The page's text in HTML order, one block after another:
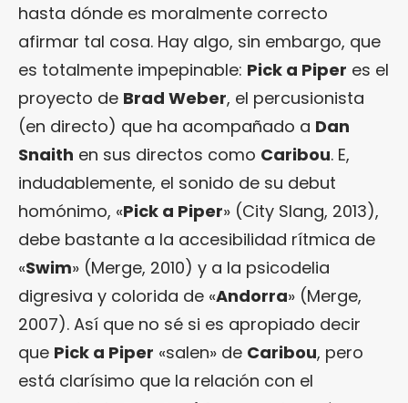
hasta dónde es moralmente correcto
afirmar tal cosa. Hay algo, sin embargo, que
es totalmente impepinable: Pick a Piper es el
proyecto de Brad Weber, el percusionista
(en directo) que ha acompañado a Dan
Snaith en sus directos como Caribou. E,
indudablemente, el sonido de su debut
homónimo, «Pick a Piper» (City Slang, 2013),
debe bastante a la accesibilidad rítmica de
«Swim» (Merge, 2010) y a la psicodelia
digresiva y colorida de «Andorra» (Merge,
2007). Así que no sé si es apropiado decir
que Pick a Piper «salen» de Caribou, pero
está clarísimo que la relación con el